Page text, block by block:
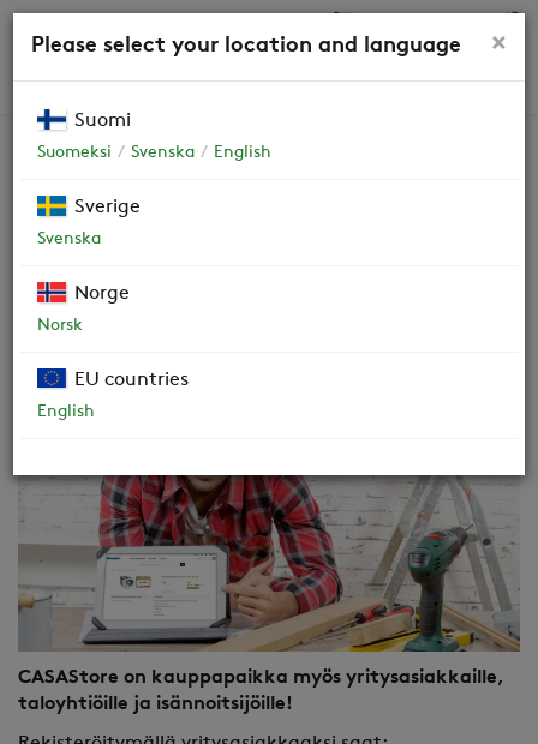
Yritysasiakkaat ja
taloyhtiöt
CASAStore on kauppapaikka myös yritysasiakkaille,
taloyhtiöille ja isännoitsijöille!
×
Please select your location and language
Suomi
Suomeksi Svenska English
Sverige
Svenska
Norge
Norsk
EU countries
English